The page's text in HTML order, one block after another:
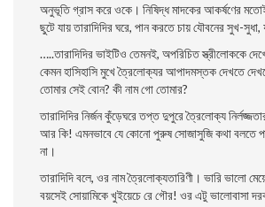
অনুভূতি গ্রাস করে ওকে। নিষিদ্ধ মাদকের আকর্ষণের
ছুটে যায় তারাদিদির ঘরে, পান করতে চায় যৌবনের সুখ-
…..তারাদিদির ভাইটিও তেমনই, অপরিচিত স্ত্রীলােককে
কেমন হাসিহাসি মুখে ত্রৈলােক্যর আপাদমস্তক দেখতে
তােমার সেই বােন? কী নাম গাে তােমার?
তারাদিদির নির্জন কুঁড়েঘরে তপ্ত দুপুরে ত্রৈলােক্য
আর কি! এমনভাবে যে কোনাে পুরুষ সােজাসুজি কথা বলতে
না ।
তারাদিদি বলে, ওর নাম ত্রৈলােক্যতারিণী। ভারি ভালাে
বয়সেই সােয়ামিকে খুইয়েচে রে গৌর! ওর এটু ভালােবাসা